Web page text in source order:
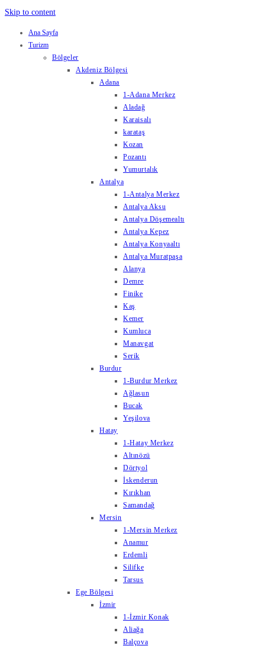
Skip to content
Ana Sayfa
Turizm
Bölgeler
Akdeniz Bölgesi
Adana
1-Adana Merkez
Aladağ
Karaisalı
karataş
Kozan
Pozantı
Yumurtalık
Antalya
1-Antalya Merkez
Antalya Aksu
Antalya Döşemealtı
Antalya Kepez
Antalya Konyaaltı
Antalya Muratpaşa
Alanya
Demre
Finike
Kaş
Kemer
Kumluca
Manavgat
Serik
Burdur
1-Burdur Merkez
Ağlasun
Bucak
Yeşilova
Hatay
1-Hatay Merkez
Altınözü
Dörtyol
İskenderun
Kırıkhan
Samandağ
Mersin
1-Mersin Merkez
Anamur
Erdemli
Silifke
Tarsus
Ege Bölgesi
İzmir
1-İzmir Konak
Aliağa
Balçova